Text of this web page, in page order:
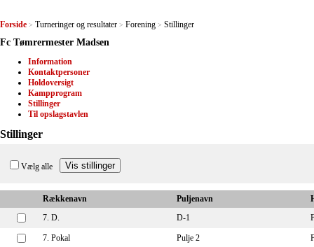
Forside > Turneringer og resultater > Forening > Stillinger
Fc Tømrermester Madsen
Information
Kontaktpersoner
Holdoversigt
Kampprogram
Stillinger
Til opslagstavlen
Stillinger
Vælg alle
Rækkenavn Puljenavn
7. D.
D-1
7. Pokal Pulje 2